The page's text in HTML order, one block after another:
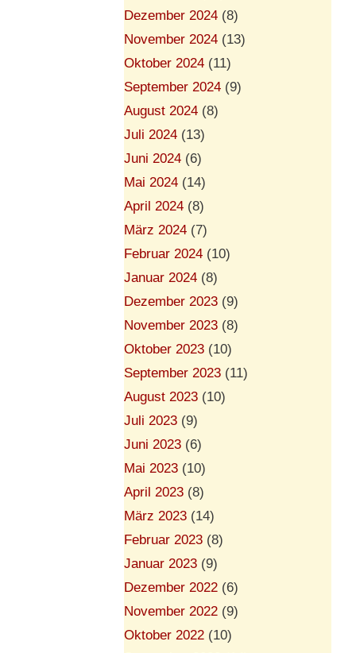
Dezember 2024 (8)
November 2024 (13)
Oktober 2024 (11)
September 2024 (9)
August 2024 (8)
Juli 2024 (13)
Juni 2024 (6)
Mai 2024 (14)
April 2024 (8)
März 2024 (7)
Februar 2024 (10)
Januar 2024 (8)
Dezember 2023 (9)
November 2023 (8)
Oktober 2023 (10)
September 2023 (11)
August 2023 (10)
Juli 2023 (9)
Juni 2023 (6)
Mai 2023 (10)
April 2023 (8)
März 2023 (14)
Februar 2023 (8)
Januar 2023 (9)
Dezember 2022 (6)
November 2022 (9)
Oktober 2022 (10)